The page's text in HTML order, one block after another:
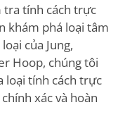
tra tính cách trực
khám phá loại tâm
của Jung,
Hoop, chúng tôi
loại tính cách trực
xác và hoàn